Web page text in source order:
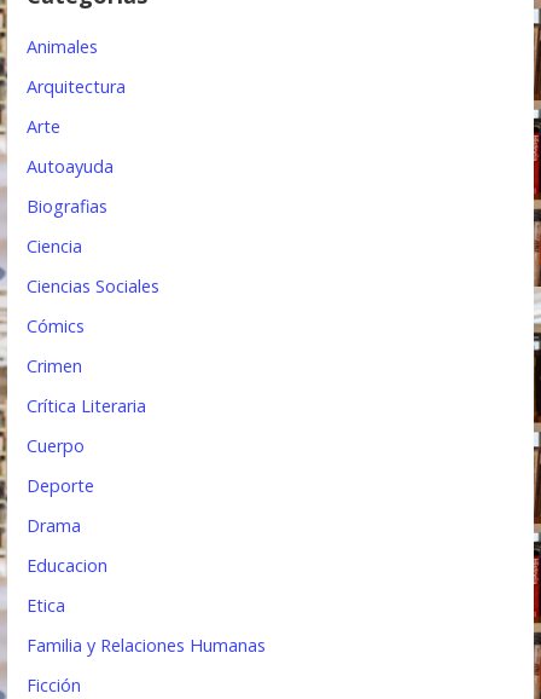
n
Animales
Arquitectura
Arte
Autoayuda
Biografias
Ciencia
Ciencias Sociales
Cómics
Crimen
Crítica Literaria
Cuerpo
Deporte
Drama
Educacion
Etica
Familia y Relaciones Humanas
Ficción